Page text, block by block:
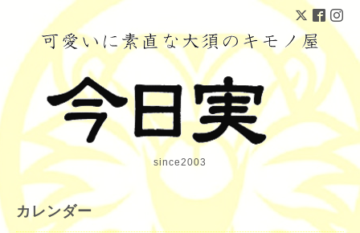
since2003
カレンダー